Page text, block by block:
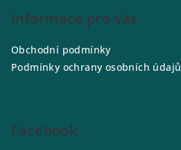
Informace pro vás
Obchodní podmínky
Podmínky ochrany osobních údajů
Facebook